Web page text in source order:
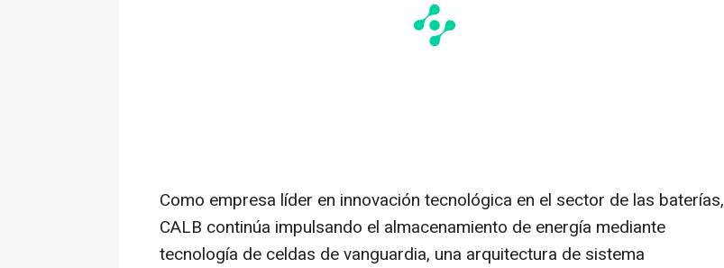
Como empresa líder en innovación tecnológica en el sector de las baterías,
CALB continúa impulsando el almacenamiento de energía mediante
tecnología de celdas de vanguardia, una arquitectura de sistema